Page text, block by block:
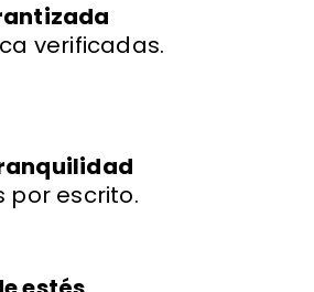
verificadas.
por escrito.